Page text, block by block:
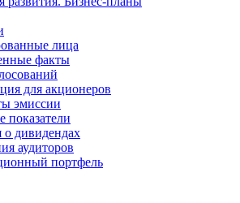
лица
факты
для акционеров
эмиссии
показатели
о дивидендах
аудиторов
портфель